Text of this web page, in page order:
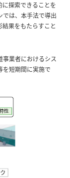
探索できることを
では、本手法で導出
果をもたらすこと
業者におけるシス
を短期間に実施で